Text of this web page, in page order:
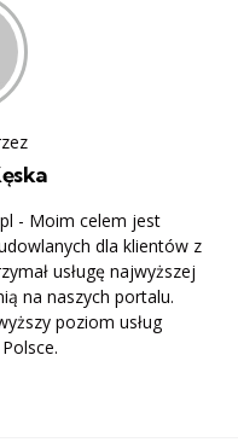
- Moim celem jest
dla klientów z
usługę najwyższej
na naszych portalu.
poziom usług